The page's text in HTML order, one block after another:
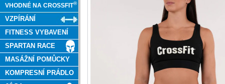
VHODNÉ NA CROSSFIT®
VZPÍRÁNÍ
FITNESS VYBAVENÍ
SPARTAN RACE
MASÁŽNÍ POMŮCKY
KOMPRESNÍ PRÁDLO